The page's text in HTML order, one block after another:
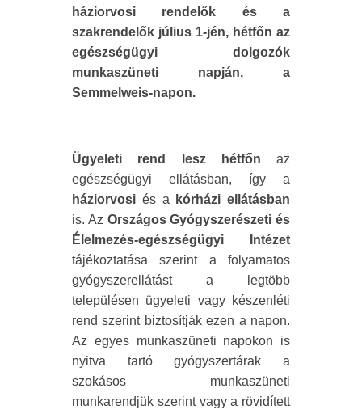
háziorvosi rendelők és a
szakrendelők július 1-jén, hétfőn az
egészségügyi dolgozók
munkaszüneti napján, a
Semmelweis-napon.
Ügyeleti rend lesz hétfőn az
egészségügyi ellátásban, így a
háziorvosi és a
kórházi ellátásban
is. Az Országos Gyógyszerészeti és
Élelmezés-egészségügyi Intézet
tájékoztatása szerint a folyamatos
gyógyszerellátást a legtöbb
településen ügyeleti vagy készenléti
rend szerint biztosítják ezen a napon.
Az egyes munkaszüneti napokon is
nyitva tartó gyógyszertárak a
szokásos munkaszüneti
munkarendjük szerint vagy a rövidített